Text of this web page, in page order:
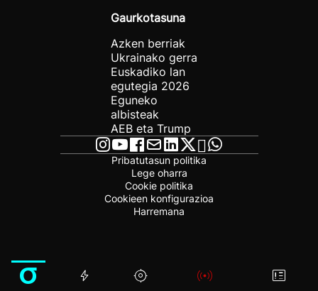
Gaurkotasuna
Azken berriak
Ukrainako gerra
Euskadiko lan
egutegia 2026
Eguneko
albisteak
AEB eta Trump
Pribatutasun politika
Lege oharra
Cookie politika
Cookieen konfigurazioa
Harremana